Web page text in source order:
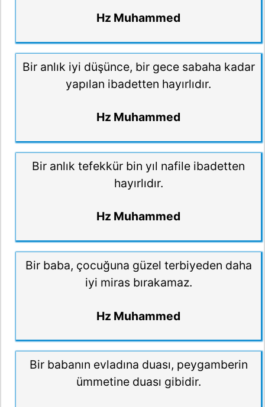
Hz Muhammed
Bir anlık iyi düşünce, bir gece sabaha kadar
yapılan ibadetten hayırlıdır.
Hz Muhammed
Bir anlık tefekkür bin yıl nafile ibadetten
hayırlıdır.
Hz Muhammed
Bir baba, çocuğuna güzel terbiyeden daha
iyi miras bırakamaz.
Hz Muhammed
Bir babanın evladına duası, peygamberin
ümmetine duası gibidir.